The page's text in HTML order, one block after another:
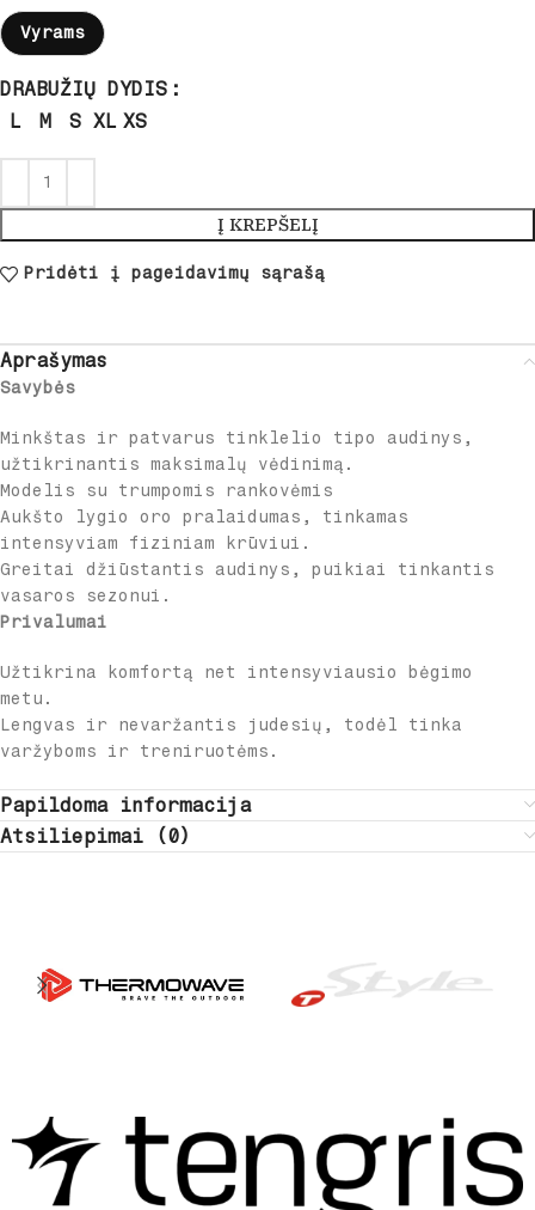
Vyrams
DRABUŽIŲ DYDIS
L
M S XL XS
Į KREPŠELĮ
Pridėti į pageidavimų sąrašą
Aprašymas
Savybės
Minkštas ir patvarus tinklelio tipo audinys,
užtikrinantis maksimalų vėdinimą.
Modelis su trumpomis rankovėmis
Aukšto lygio oro pralaidumas, tinkamas
intensyviam fiziniam krūviui.
Greitai džiūstantis audinys, puikiai tinkantis
vasaros sezonui.
Privalumai
Užtikrina komfortą net intensyviausio bėgimo
metu.
Lengvas ir nevaržantis judesių, todėl tinka
varžyboms ir treniruotėms.
Papildoma informacija
Atsiliepimai (0)